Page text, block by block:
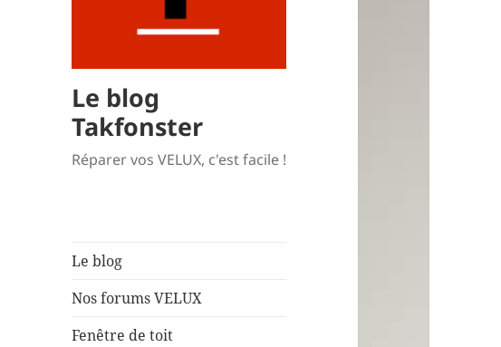
Le blog
Takfonster
Réparer vos VELUX, c'est facile !
Le blog
Nos forums VELUX
Fenêtre de toit